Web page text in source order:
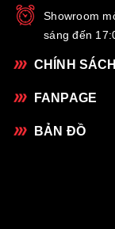
Showroom
sáng đến
CHÍNH SÁCH
FANPAGE
BẢN ĐỒ